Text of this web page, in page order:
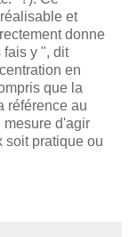
et
donne
fais y ", dit
en
que la
référence au
mesure d'agir
soit pratique ou